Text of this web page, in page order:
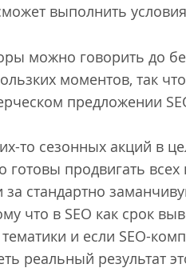
выполнить
можно говорить до
моментов, так
предложении
то сезонных акций в
готовы продвигать
за стандартно
что в SEO как срок
и если SEO-
реальный результат